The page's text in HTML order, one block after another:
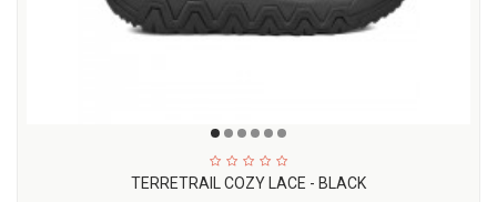
TERRETRAIL COZY LACE - BLACK